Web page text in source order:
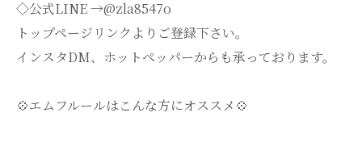
◇公式LINE →@zla8547o
トップページリンクよりご登録下さい。
インスタDM、ホットペッパーからも承っております。
💠エムフルールはこんな方にオススメ💠